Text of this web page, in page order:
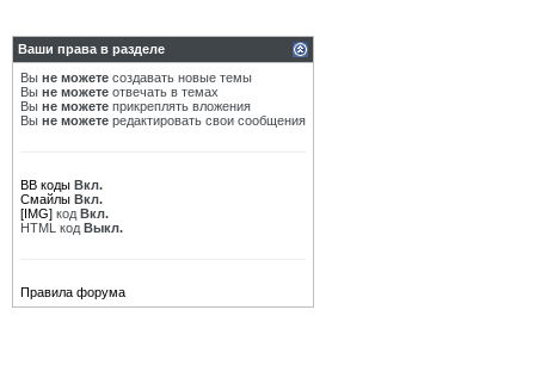
Ваши права в разделе
Вы не можете создавать новые темы
Вы не можете отвечать в темах
Вы не можете прикреплять вложения
Вы не можете редактировать свои сообщения
BB коды Вкл.
Смайлы Вкл.
[IMG] код Вкл.
HTML код Выкл.
Правила форума